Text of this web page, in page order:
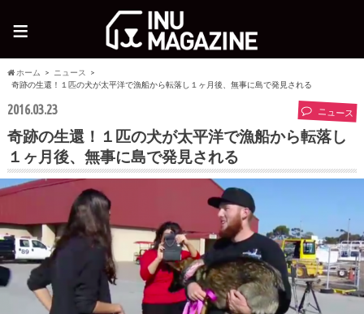
≡
ホーム
ニュース
奇跡の生還！１匹の犬が太平洋で漁船から転落し１ヶ月後、無事に島で発見される
2016.03.23 ニュース
奇跡の生還！１匹の犬が太平洋で漁船から転落し
１ヶ月後、無事に島で発見される